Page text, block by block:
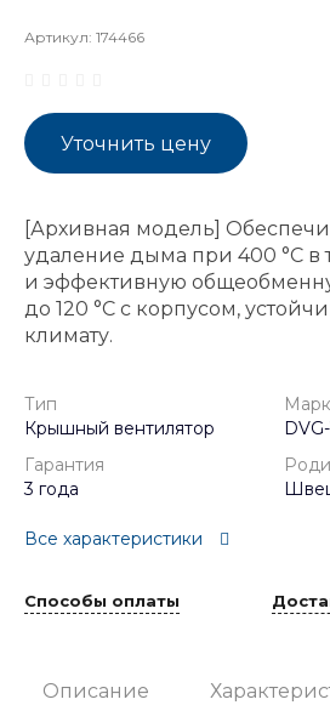
Артикул: 174466
Уточнить цену
[Архивная модель]
удаление дыма при 400 °C в
и эффективную
до 120 °C с корпусом,
климату.
Тип
Крышный вентилятор
Гарантия
3 года
Все характеристики
Способы оплаты
Описание